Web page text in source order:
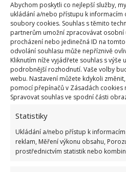
Abychom poskytli co nejlepší služby,
ukládání a/nebo přístupu k informacím
soubory cookies. Souhlas s těmito
partnerům umožní zpracovávat osobní
procházení nebo jedinečná ID na
odvolání souhlasu může nepříznivě
Kliknutím níže vyjádřete souhlas s
podrobnější rozhodnutí. Vaše volby
webu. Nastavení můžete kdykoli
pomocí přepínačů v Zásadách cookies
Spravovat souhlas ve spodní části
Statistiky
Ukládání a/nebo přístup k
reklam, Měření výkonu obsahu,
prostřednictvím statistik nebo
Pokuta až 10 000
nesekání trávy.
1.6.2026
Kvíz na téma
Kdo je zažil, bez
12.5.2026
dobrý přehled
23.6.2026